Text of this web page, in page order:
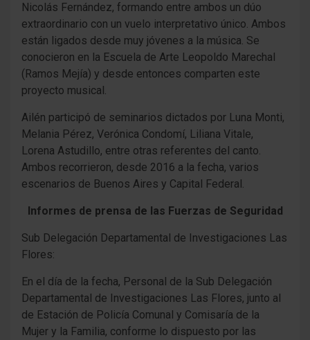
Nicolás Fernández, formando entre ambos un dúo
extraordinario con un vuelo interpretativo único. Ambos
están ligados desde muy jóvenes a la música. Se
conocieron en la Escuela de Arte Leopoldo Marechal
(Ramos Mejía) y desde entonces comparten este
proyecto musical.
Ailén participó de seminarios dictados por Luna Monti,
Melania Pérez, Verónica Condomí, Liliana Vitale,
Lorena Astudillo, entre otras referentes del canto.
Ambos recorrieron, desde 2016 a la fecha, varios
escenarios de Buenos Aires y Capital Federal.
Informes de prensa de las Fuerzas de Seguridad
Sub Delegación Departamental de Investigaciones Las
Flores:
En el día de la fecha, Personal de la Sub Delegación
Departamental de Investigaciones Las Flores, junto al
de Estación de Policía Comunal y Comisaría de la
Mujer y la Familia, conforme lo dispuesto por las